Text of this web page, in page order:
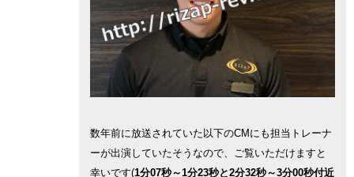
数年前に放送されていた以下のCMにも担当トレーナ
ーが出演していたそうなので、ご覧いただけますと
幸いです(1分07秒～1分23秒と2分32秒～3分00秒付近